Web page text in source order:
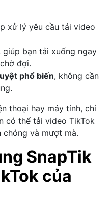
xử lý yêu cầu tải video
giúp bạn tải xuống ngay
đợi.
phổ biến, không cần
thoại hay máy tính, chỉ
có thể tải video TikTok
chóng và mượt mà.
SnapTik
của